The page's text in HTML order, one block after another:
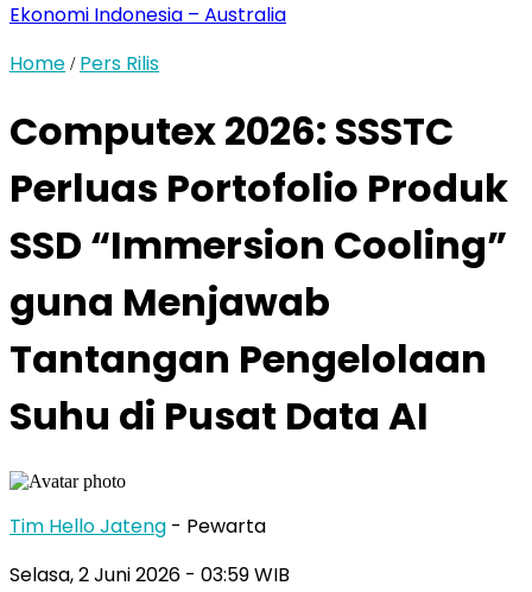
Ekonomi Indonesia – Australia
Home / Pers Rilis
Computex 2026: SSSTC
Perluas Portofolio Produk
SSD “Immersion Cooling”
guna Menjawab
Tantangan Pengelolaan
Suhu di Pusat Data AI
Tim Hello Jateng - Pewarta
Selasa, 2 Juni 2026 - 03:59 WIB